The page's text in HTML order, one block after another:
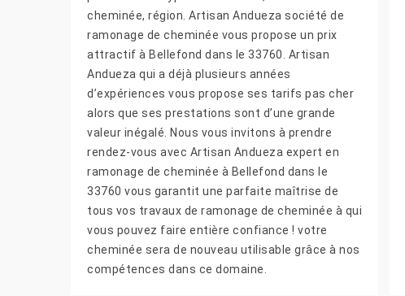
cheminée, région. Artisan Andueza société de
ramonage de cheminée vous propose un prix
attractif à Bellefond dans le 33760. Artisan
Andueza qui a déjà plusieurs années
d’expériences vous propose ses tarifs pas cher
alors que ses prestations sont d’une grande
valeur inégalé. Nous vous invitons à prendre
rendez-vous avec Artisan Andueza expert en
ramonage de cheminée à Bellefond dans le
33760 vous garantit une parfaite maîtrise de
tous vos travaux de ramonage de cheminée à qui
vous pouvez faire entière confiance ! votre
cheminée sera de nouveau utilisable grâce à nos
compétences dans ce domaine.